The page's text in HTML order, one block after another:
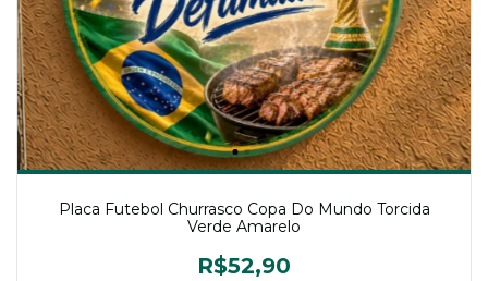
Placa Futebol Churrasco Copa Do Mundo Torcida
Verde Amarelo
R$52,90